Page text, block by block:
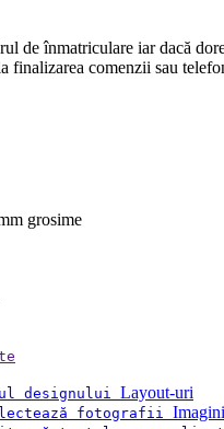
de înmatriculare iar dacă
finalizarea comenzii sau
grosime
Layout-uri
Imagini